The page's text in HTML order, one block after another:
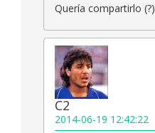
Quería compartirlo (?)
C2
2014-06-19 12:42:22